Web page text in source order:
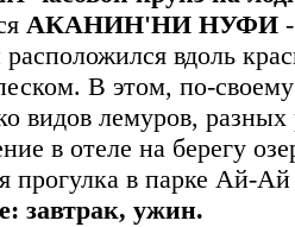
АКАНИН'НИ НУФИ
вдоль
В этом, по-
видов лемуров,
в отеле на берегу
прогулка в парке Ай-
завтрак, ужин.